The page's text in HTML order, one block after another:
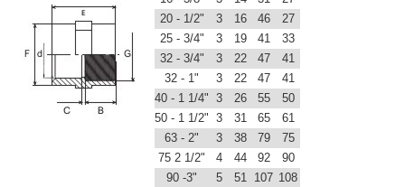
20 - 1/2"
3 16 46
27
25 - 3/4"
3 19 41
33
32 - 3/4"
3 22 47
41
32 - 1"
3 22 47
41
40 - 1 1/4" 3 26 55
50
50 - 1 1/2" 3 31 65
61
63 - 2"
3 38 79
75
75 2 1/2"
4 44 92
90
90 -3"
5 51 107 108